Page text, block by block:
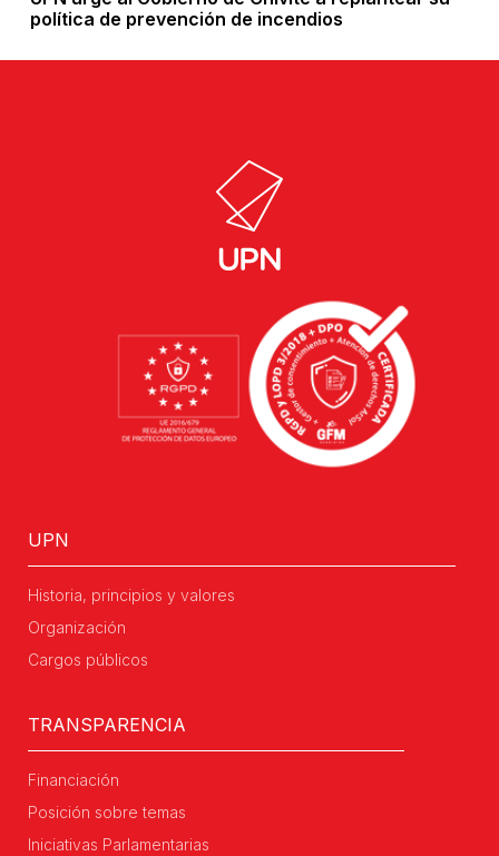
política de prevención de incendios
UPN
Historia, principios y valores
Organización
Cargos públicos
TRANSPARENCIA
Financiación
Posición sobre temas
Iniciativas Parlamentarias